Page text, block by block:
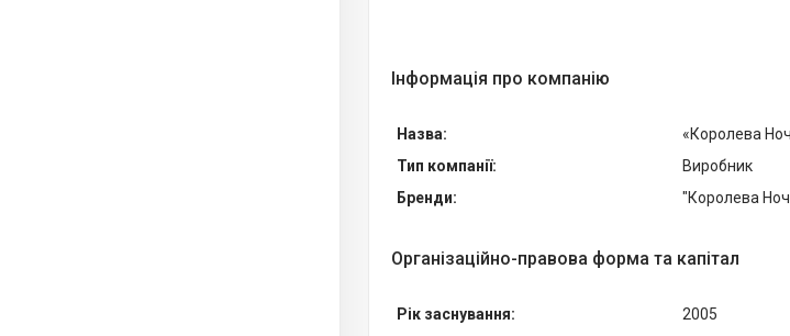
Інформація про компанію
Назва:
«Королева
Тип компанії:
Виробник
Бренди:
"Королева
Організаційно-правова форма та капітал
Рік заснування: 2005